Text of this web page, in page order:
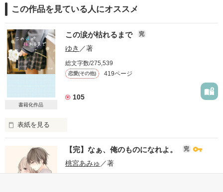
この作品を見ている人にオススメ
書籍化作品
この涙が枯れるまで 完
ゆき ／著
総文字数/275,539
恋愛(その他) 419ページ
105
表紙を見る
僕は知らなかった。
【完】なぁ、俺のものになれよ。 完
桃宮あみゅ ／著